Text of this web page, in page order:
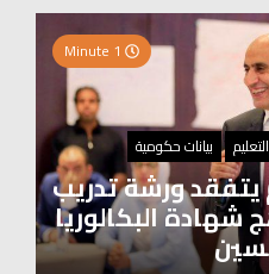
التعليم بيانات حكومية
يتفقد ورشة تدريب
البكالوريا